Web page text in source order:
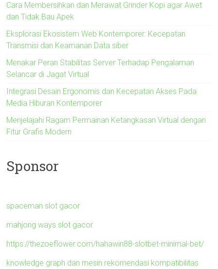
Cara Membersihkan dan Merawat Grinder Kopi agar Awet
dan Tidak Bau Apek
Eksplorasi Ekosistem Web Kontemporer: Kecepatan
Transmisi dan Keamanan Data siber
Menakar Peran Stabilitas Server Terhadap Pengalaman
Selancar di Jagat Virtual
Integrasi Desain Ergonomis dan Kecepatan Akses Pada
Media Hiburan Kontemporer
Menjelajahi Ragam Permainan Ketangkasan Virtual dengan
Fitur Grafis Modern
Sponsor
spaceman slot gacor
mahjong ways slot gacor
https://thezoeflower.com/hahawin88-slotbet-minimal-bet/
knowledge graph dan mesin rekomendasi kompatibilitas